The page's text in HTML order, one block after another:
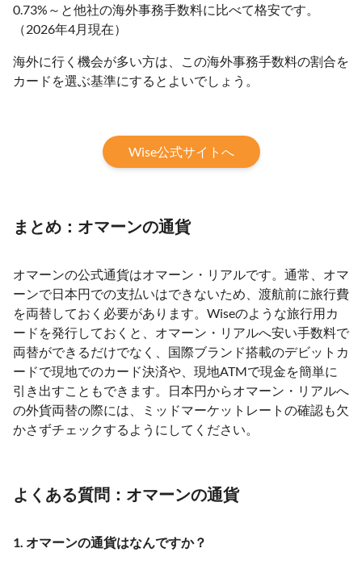
0.73%～と他社の海外事務手数料に比べて格安です。
（2026年4月現在）
海外に行く機会が多い方は、この海外事務手数料の割合を
カードを選ぶ基準にするとよいでしょう。
Wise公式サイトへ
まとめ：オマーンの通貨
オマーンの公式通貨はオマーン・リアルです。通常、オマ
ーンで日本円での支払いはできないため、渡航前に旅行費
を両替しておく必要があります。Wiseのような旅行用カ
ードを発行しておくと、オマーン・リアルへ安い手数料で
両替ができるだけでなく、国際ブランド搭載のデビットカ
ードで現地でのカード決済や、現地ATMで現金を簡単に
引き出すこともできます。日本円からオマーン・リアルへ
の外貨両替の際には、ミッドマーケットレートの確認も欠
かさずチェックするようにしてください。
よくある質問：オマーンの通貨
1. オマーンの通貨はなんですか？